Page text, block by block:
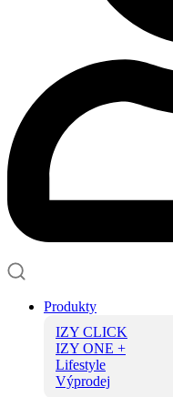
Produkty
IZY CLICK
IZY ONE +
Lifestyle
Výprodej